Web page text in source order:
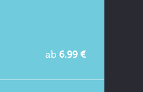
ab 6.99 €